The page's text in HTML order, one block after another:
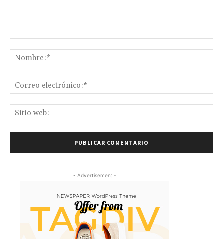
- Advertisement -